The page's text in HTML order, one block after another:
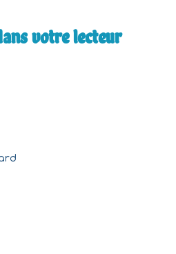
votre lecteur